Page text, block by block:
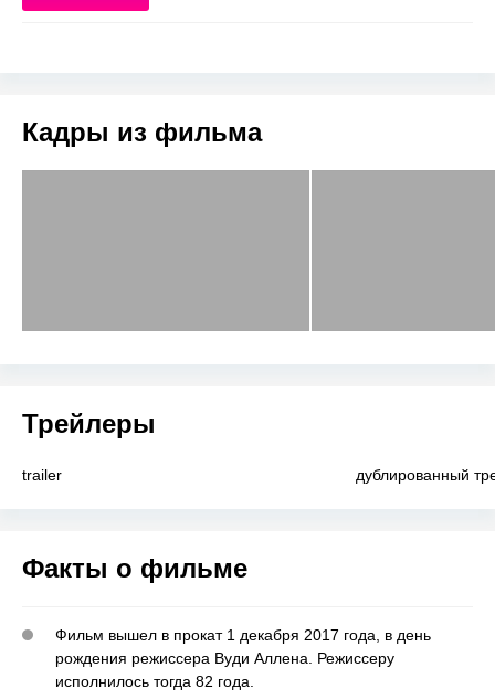
Кадры из фильма
Трейлеры
trailer дублированный
Факты о фильме
Фильм вышел в прокат 1 декабря 2017 года, в день
рождения режиссера Вуди Аллена. Режиссеру
исполнилось тогда 82 года.